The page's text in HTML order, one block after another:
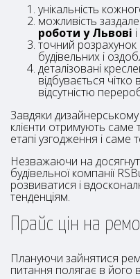
унікальність
можливість
роботи у Львові
точний розрахунок
будівельних і
деталізовані
відбувається чітко
відсутністю
Завдяки дизайнерському
клієнти отримують
етапі узгодження і
Незважаючи на
будівельної компанії
розвиватися і
тенденціям.
Прайс цін на
Плануючи зайнятися
питання полягає в його